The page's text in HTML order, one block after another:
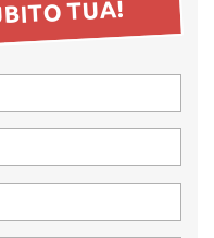
TUA!
dell'esperienza utente